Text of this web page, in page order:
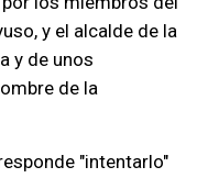
y el alcalde de la
y de unos
de la
"intentarlo"